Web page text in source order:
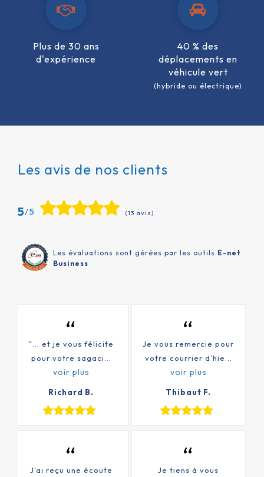
Plus de 30 ans
d'expérience
40 % des
déplacements en
véhicule vert
(hybride ou électrique)
Les avis de nos clients
5/5 (13 avis)
Les évaluations sont gérées par les outils E-net
Business
“
"... et je vous félicite
pour votre sagaci...
voir plus
Richard B.
“
Je vous remercie pour
votre courrier d’hie...
voir plus
Thibaut F.
“
J'ai reçu une écoute
“
Je tiens à vous